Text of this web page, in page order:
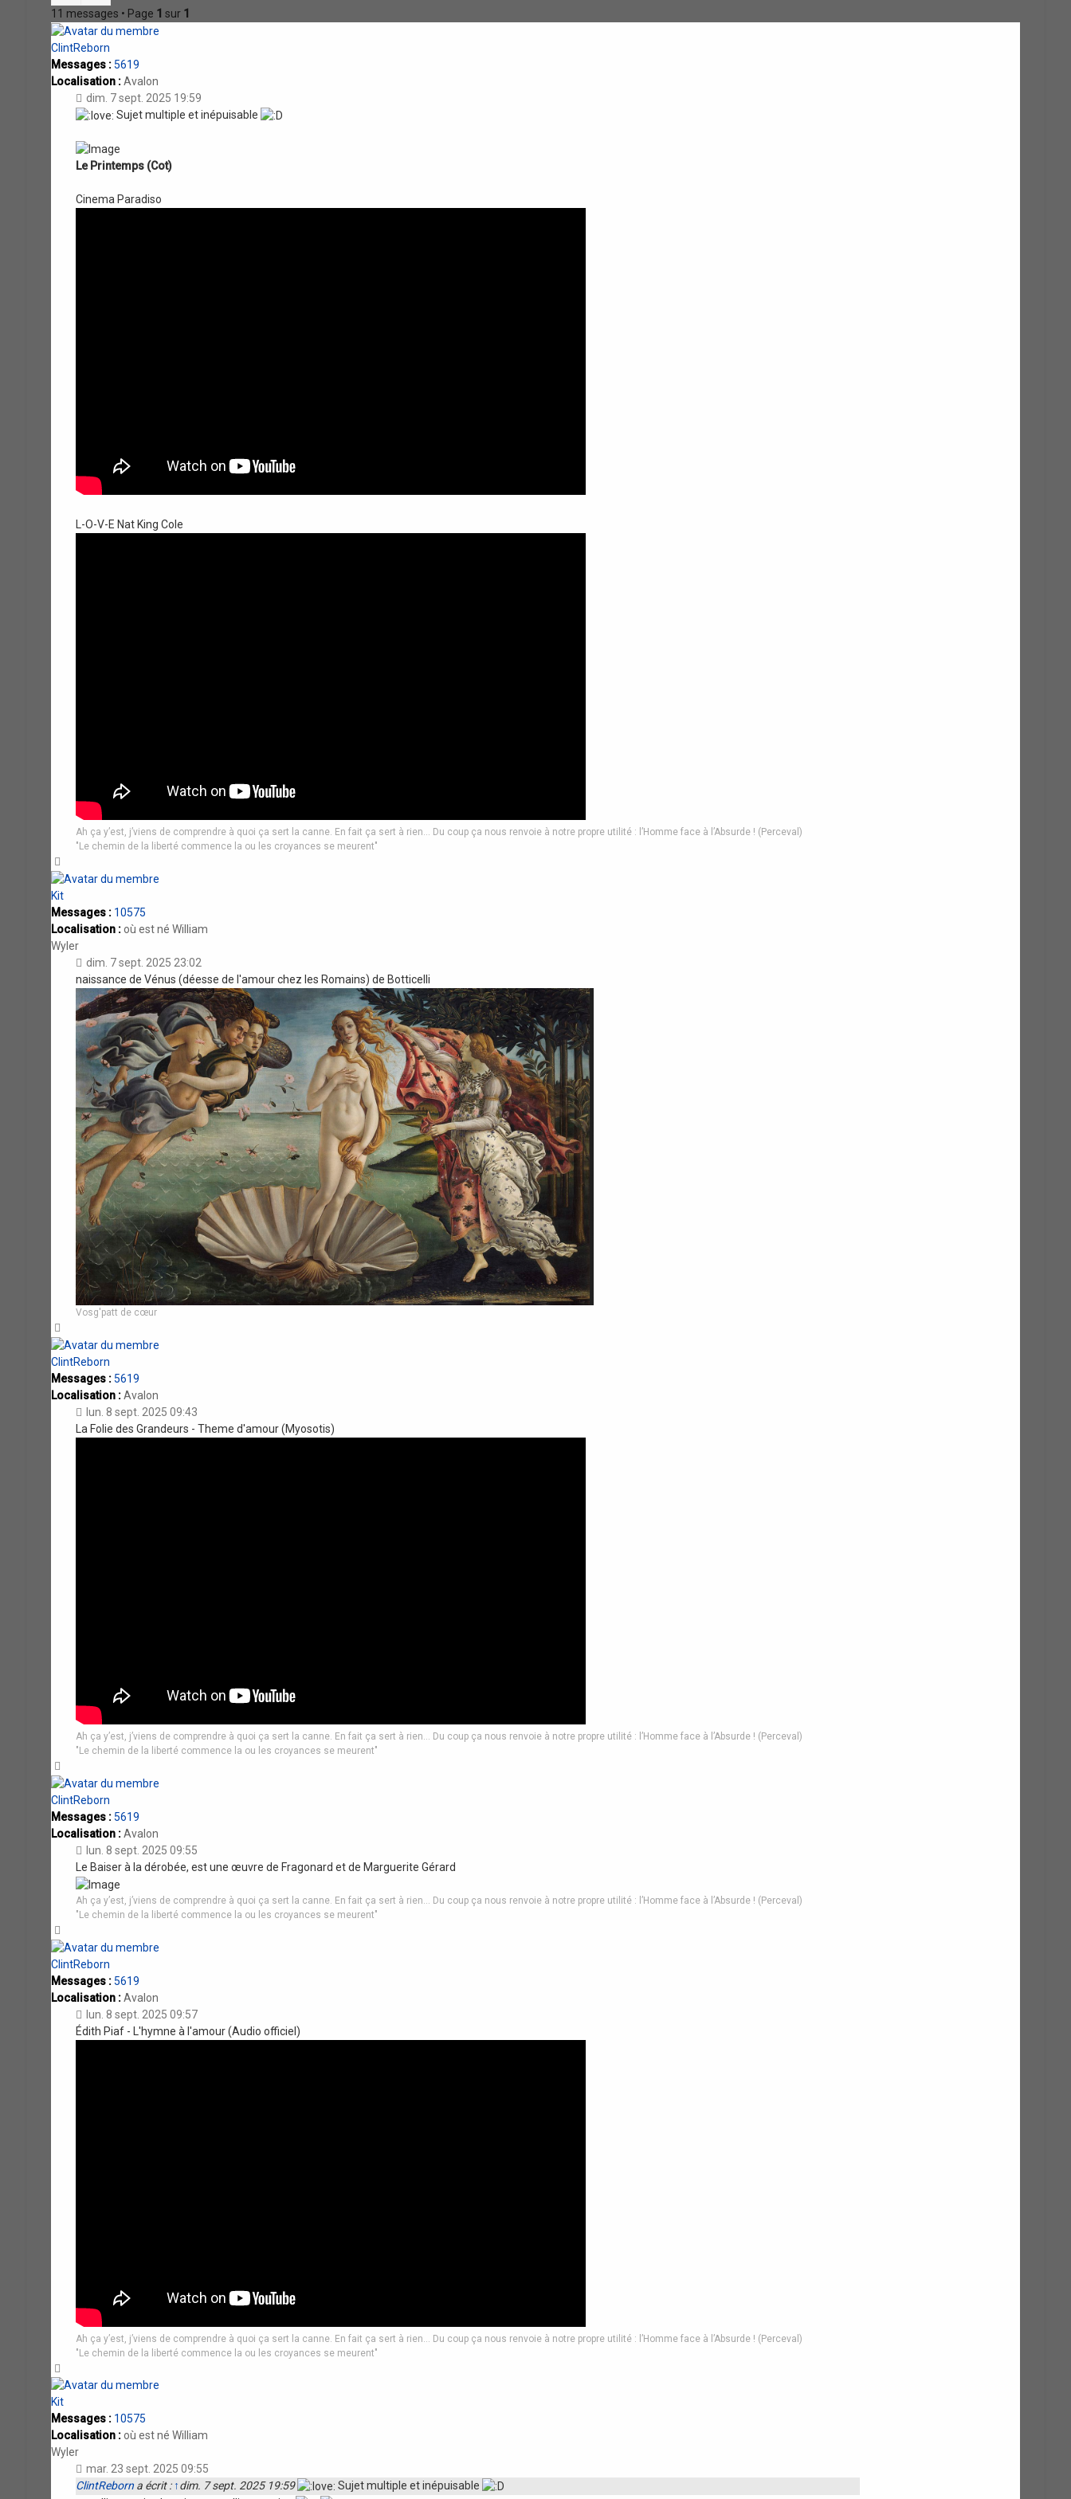
11 messages • Page 1 sur 1
ClintReborn
Messages : 5619
Localisation :Avalon
dim. 7 sept. 2025 19:59
Sujet multiple et inépuisable
Le Printemps (Cot)
Cinema Paradiso
L-O-V-E Nat King Cole
Ah ça y’est, j’viens de comprendre à quoi ça sert la canne. En fait ça sert à rien… Du coup ça nous renvoie à notre propre utilité : l’Homme face à l’Absurde ! (Perceval)
"Le chemin de la liberté commence la ou les croyances se meurent"
Kit
Messages : 10575
Localisation :où est né William
Wyler
dim. 7 sept. 2025 23:02
naissance de Vénus (déesse de l'amour chez les Romains) de Botticelli
Vosg'patt de cœur
ClintReborn
Messages : 5619
Localisation :Avalon
lun. 8 sept. 2025 09:43
La Folie des Grandeurs - Theme d'amour (Myosotis)
Ah ça y’est, j’viens de comprendre à quoi ça sert la canne. En fait ça sert à rien… Du coup ça nous renvoie à notre propre utilité : l’Homme face à l’Absurde ! (Perceval)
"Le chemin de la liberté commence la ou les croyances se meurent"
ClintReborn
Messages : 5619
Localisation :Avalon
lun. 8 sept. 2025 09:55
Le Baiser à la dérobée, est une œuvre de Fragonard et de Marguerite Gérard
Ah ça y’est, j’viens de comprendre à quoi ça sert la canne. En fait ça sert à rien… Du coup ça nous renvoie à notre propre utilité : l’Homme face à l’Absurde ! (Perceval)
"Le chemin de la liberté commence la ou les croyances se meurent"
ClintReborn
Messages : 5619
Localisation :Avalon
lun. 8 sept. 2025 09:57
Édith Piaf - L'hymne à l'amour (Audio officiel)
Ah ça y’est, j’viens de comprendre à quoi ça sert la canne. En fait ça sert à rien… Du coup ça nous renvoie à notre propre utilité : l’Homme face à l’Absurde ! (Perceval)
"Le chemin de la liberté commence la ou les croyances se meurent"
Kit
Messages : 10575
Localisation :où est né William
Wyler
mar. 23 sept. 2025 09:55
ClintReborna écrit : ↑dim. 7 sept. 2025 19:59
Sujet multiple et inépuisable